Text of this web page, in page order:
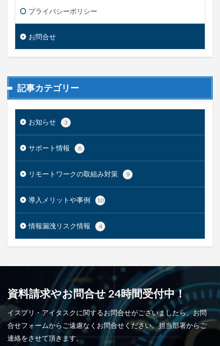
プライバシーポリシー
お問合せ
記事カテゴリー
お知らせ 3
サポート情報 8
リモートワークの取組み対策 9
導入メリットや事例 10
情報漏洩リスク情報 4
資料請求やお問合せ 24時間受付中！
イスプリ・アイタスクに関するお問合せがございましたら、お問
合せフォームからご遠慮なくお問合せください。担当部署からご
連絡をさせて頂きます。